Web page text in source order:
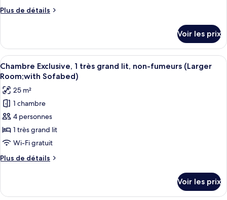
chambre :
grand
lit,
non-
fumeurs
Plus de détails
Plus
le
type
de
chambre
Chambre
Deluxe,
grand
lit,
non-
Voir les prix
Afficher
toutes
les
photos
pour
ce
type
de
chambre :
Chambre
1
Une chambre d’hôtel avec un lit,
11
Chambre Exclusive, 1 très grand lit, non-fumeurs (Larger
Room;with Sofabed)
25 m²
1 chambre
4 personnes
1 très grand lit
Wi-Fi gratuit
Plus de détails
Plus
le
Voir les prix